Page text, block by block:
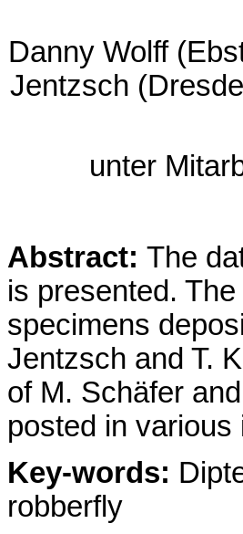
Danny Wolff
Jentzsch
unter
Abstract: The
is presented.
specimens
Jentzsch and T.
of M. Schäfer
posted in
Key-words:
robberfly